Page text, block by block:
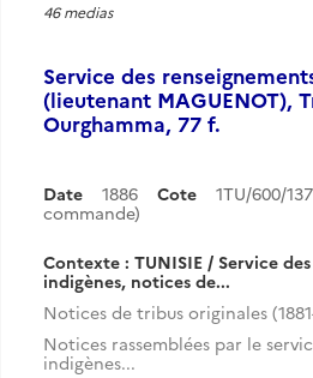
46 medias
Service des
(lieutenant MAGUENOT),
Ourghamma, 77 f.
Date 1886 Cote
1TU/600/
commande)
Contexte : TUNISIE / Service
indigènes, notices de...
Notices de tribus originales
Notices rassemblées par le
indigènes...